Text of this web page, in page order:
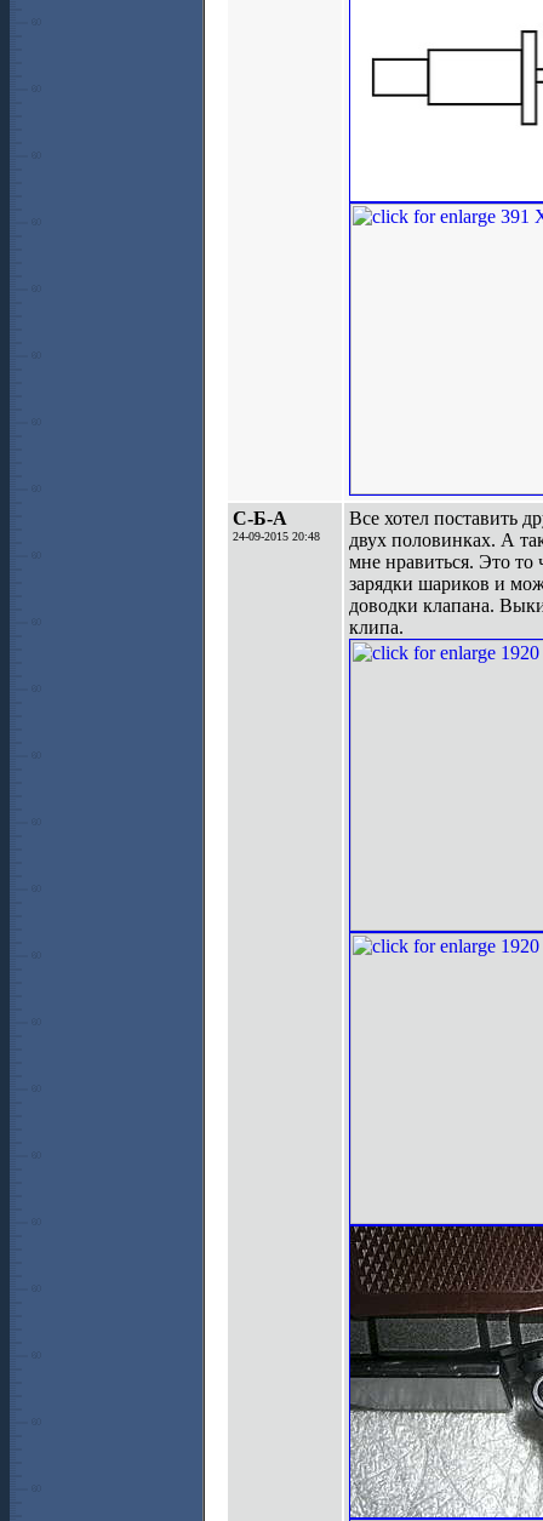
С-Б-А
24-09-2015 20:48
Все хотел поставить
двух половинках. А
мне нравиться. Это то
зарядки шариков и
доводки клапана.
клипа.